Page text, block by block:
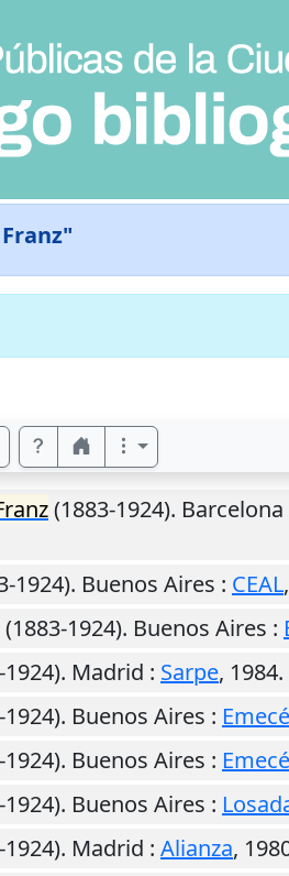
(1883-1924). Barcelona
1924). Buenos Aires : CEAL,
(1883-1924). Buenos Aires :
Madrid : Sarpe, 1984.
Buenos Aires : Emecé
Buenos Aires : Emecé
Buenos Aires :
Madrid : Alianza,